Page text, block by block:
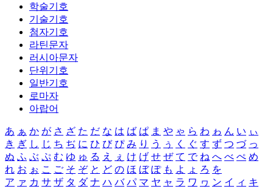
학술기호
기술기호
첨자기호
라틴문자
러시아문자
단위기호
일반기호
로마자
아랍어
あ ぁ か が さ ざ た だ な は ば ぱ ま や ゃ ら わ ゎ ん い ぃ
き ぎ し じ ち ぢ に ひ び ぴ み り う ぅ く ぐ す ず つ づ っ
ぬ ふ ぶ ぷ む ゆ ゅ る え ぇ け げ せ ぜ て で ね へ べ ぺ め
れ お ぉ こ ご そ ぞ と ど の ほ ぼ ぽ も よ ょ ろ を
ア ァ カ サ ザ タ ダ ナ ハ バ パ マ ヤ ャ ラ ワ ヮ ン イ ィ キ